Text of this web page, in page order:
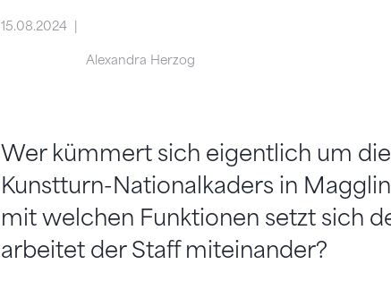
15.08.2024
Alexandra Herzog
Wer kümmert sich eigentlich um
Kunstturn-Nationalkaders in
mit welchen Funktionen setzt sich
arbeitet der Staff miteinander?